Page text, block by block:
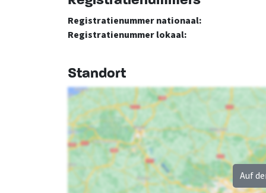
Registratienummer nationaal:
Registratienummer lokaal:
Standort
Auf